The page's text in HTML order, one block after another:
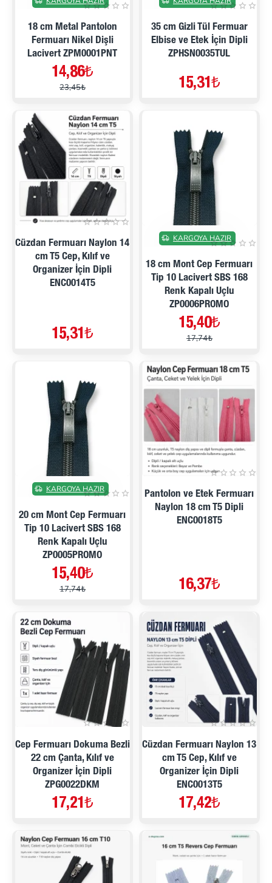
18 cm Metal Pantolon
Fermuarı Nikel Dişli
Lacivert ZPM0001PNT
14,86₺
23,45₺
35 cm Gizli Tül Fermuar
Elbise ve Etek İçin Dipli
ZPHSN0035TUL
15,31₺
Cüzdan Fermuarı Naylon 14
cm T5 Cep, Kılıf ve
Organizer İçin Dipli
ENC0014T5
15,31₺
İNDIRIMDE
KARGOYA HAZIR
18 cm Mont Cep Fermuarı
Tip 10 Lacivert SBS 168
Renk Kapalı Uçlu
ZP0006PROMO
15,40₺
17,74₺
İNDIRIMDE
KARGOYA HAZIR
20 cm Mont Cep Fermuarı
Tip 10 Lacivert SBS 168
Renk Kapalı Uçlu
ZP0005PROMO
15,40₺
17,74₺
Pantolon ve Etek Fermuarı
Naylon 18 cm T5 Dipli
ENC0018T5
16,37₺
Cep Fermuarı Dokuma Bezli
22 cm Çanta, Kılıf ve
Organizer İçin Dipli
ZPG0022DKM
17,21₺
Cüzdan Fermuarı Naylon 13
cm T5 Cep, Kılıf ve
Organizer İçin Dipli
ENC0013T5
17,42₺